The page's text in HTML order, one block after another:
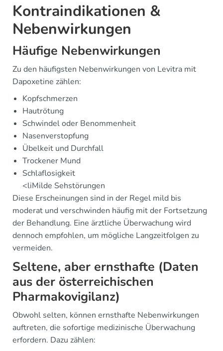
Kontraindikationen &
Nebenwirkungen
Häufige Nebenwirkungen
Zu den häufigsten Nebenwirkungen von Levitra mit
Dapoxetine zählen:
Kopfschmerzen
Hautrötung
Schwindel oder Benommenheit
Nasenverstopfung
Übelkeit und Durchfall
Trockener Mund
Schlaflosigkeit
<liMilde Sehstörungen
Diese Erscheinungen sind in der Regel mild bis
moderat und verschwinden häufig mit der Fortsetzung
der Behandlung. Eine ärztliche Überwachung wird
dennoch empfohlen, um mögliche Langzeitfolgen zu
vermeiden.
Seltene, aber ernsthafte (Daten
aus der österreichischen
Pharmakovigilanz)
Obwohl selten, können ernsthafte Nebenwirkungen
auftreten, die sofortige medizinische Überwachung
erfordern. Dazu zählen: